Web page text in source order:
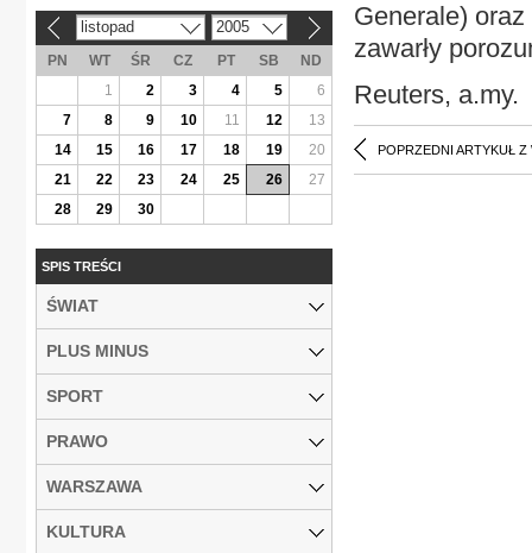
Generale)
zawarły
Reuters, a.my.
POPRZEDNI ARTYKUŁ Z
listopad 2005
PN WT ŚR CZ PT SB
ND
1
2 3 4 5
6
7
8 9 10 11 12
13
14
15 16 17 18 19
20
21
22 23 24 25 26
27
28
29 30
SPIS TREŚCI
ŚWIAT
PLUS MINUS
SPORT
PRAWO
WARSZAWA
KULTURA